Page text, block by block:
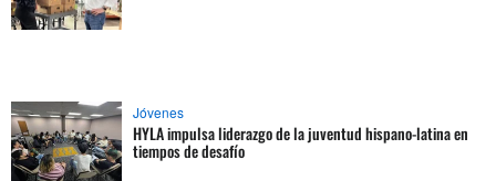
Jóvenes
HYLA impulsa liderazgo de la juventud hispano-latina en
tiempos de desafío